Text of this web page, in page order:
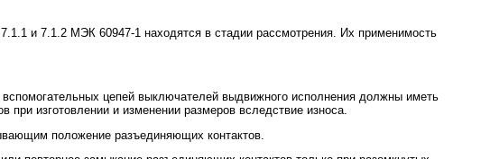
и 7.1.2 МЭК 60947-1 находятся в стадии рассмотрения. Их применимость
цепей выключателей выдвижного исполнения должны иметь
изготовлении и изменении размеров вследствие износа.
положение разъединяющих контактов.